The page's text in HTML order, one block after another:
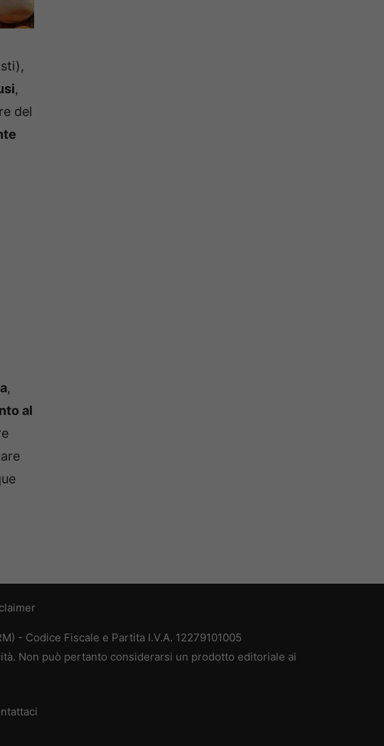
,
del
,
al
- Codice Fiscale e Partita I.V.A. 12279101005
Non può pertanto considerarsi un prodotto editoriale ai